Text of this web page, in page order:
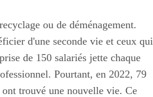
ou de déménagement.
d'une seconde vie et ceux qui
de 150 salariés jette chaque
Pourtant, en 2022, 79
ont trouvé une nouvelle vie. Ce